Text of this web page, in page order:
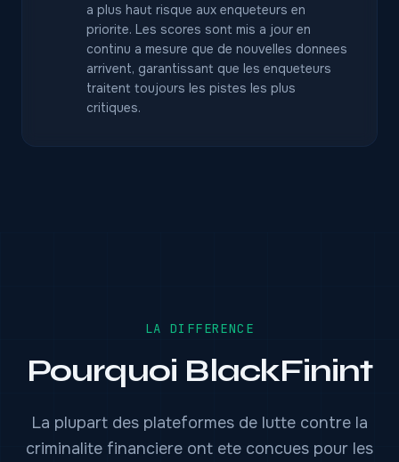
a plus haut risque aux enqueteurs en
priorite. Les scores sont mis a jour en
continu a mesure que de nouvelles donnees
arrivent, garantissant que les enqueteurs
traitent toujours les pistes les plus
critiques.
LA DIFFERENCE
Pourquoi BlackFinint
La plupart des plateformes de lutte contre la
criminalite financiere ont ete concues pour les